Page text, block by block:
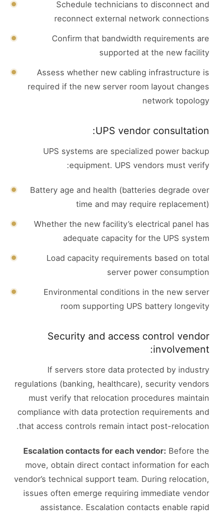
Schedule technicians to disconnect and
reconnect external network connections
Confirm that bandwidth requirements are
supported at the new facility
Assess whether new cabling infrastructure is
required if the new server room layout changes
network topology
UPS vendor consultation:
UPS systems are specialized power backup
equipment. UPS vendors must verify:
Battery age and health (batteries degrade over
time and may require replacement)
Whether the new facility’s electrical panel has
adequate capacity for the UPS system
Load capacity requirements based on total
server power consumption
Environmental conditions in the new server
room supporting UPS battery longevity
Security and access control vendor
involvement:
If servers store data protected by industry
regulations (banking, healthcare), security vendors
must verify that relocation procedures maintain
compliance with data protection requirements and
that access controls remain intact post-relocation.
Escalation contacts for each vendor: Before the
move, obtain direct contact information for each
vendor’s technical support team. During relocation,
issues often emerge requiring immediate vendor
assistance. Escalation contacts enable rapid